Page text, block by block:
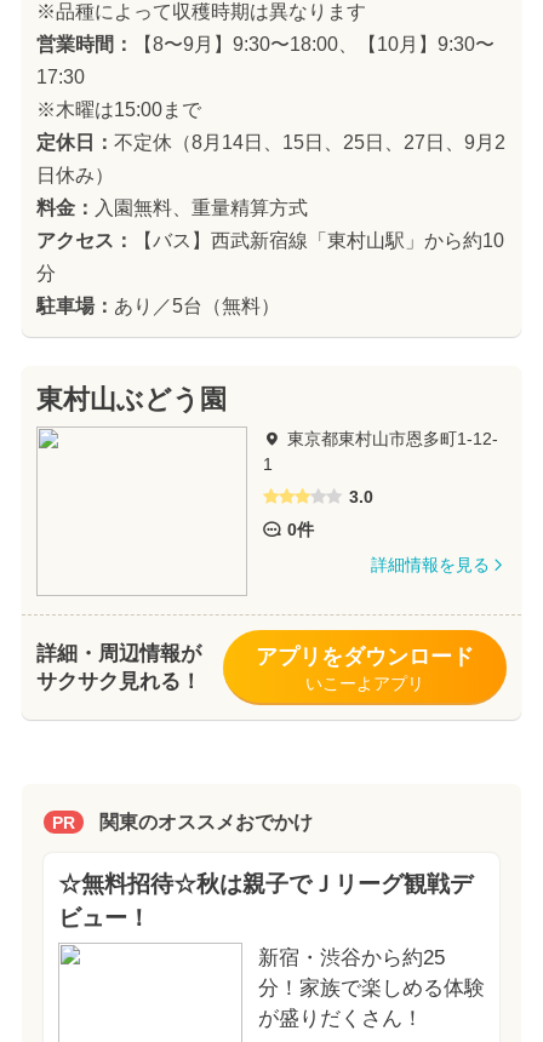
※品種によって収穫時期は異なります
営業時間：
【8〜9月】9:30〜18:00、【10月】9:30〜
17:30
※木曜は15:00まで
定休日： 不定休（8月14日、15日、25日、27日、9月2
日休み）
料金： 入園無料、重量精算方式
アクセス：
【バス】西武新宿線「東村山駅」から約10
分
駐車場： あり／5台（無料）
東村山ぶどう園
東京都東村山市恩多町1-12-
1
3.0
0件
詳細情報を見る
詳細・周辺情報が
サクサク見れる！
アプリをダウンロード
いこーよアプリ
PR 関東のオススメおでかけ
☆無料招待☆秋は親子でＪリーグ観戦デ
ビュー！
新宿・渋谷から約25
分！家族で楽しめる体験
が盛りだくさん！